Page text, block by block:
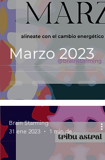
Marzo 2023
Brain Starming
31 ene 2023
1 min de lectura